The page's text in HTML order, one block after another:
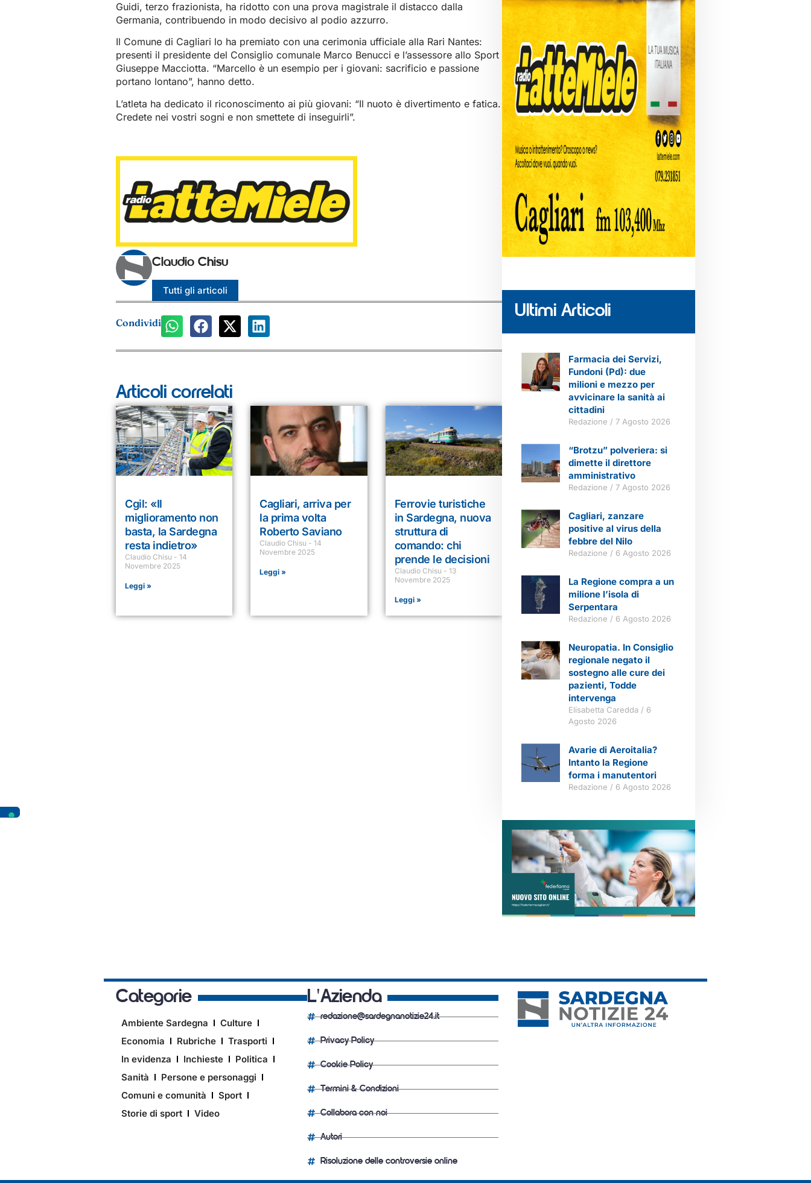
Guidi, terzo frazionista, ha ridotto con una prova magistrale il distacco dalla
Germania, contribuendo in modo decisivo al podio azzurro.
Il Comune di Cagliari lo ha premiato con una cerimonia ufficiale alla Rari Nantes:
presenti il presidente del Consiglio comunale Marco Benucci e l’assessore allo Sport
Giuseppe Macciotta. “Marcello è un esempio per i giovani: sacrificio e passione
portano lontano”, hanno detto.
L’atleta ha dedicato il riconoscimento ai più giovani: “Il nuoto è divertimento e fatica.
Credete nei vostri sogni e non smettete di inseguirli”.
Claudio Chisu
Tutti gli articoli
Condividi
Articoli correlati
Cgil: «Il
miglioramento non
basta, la Sardegna
resta indietro»
Claudio Chisu
14
Novembre 2025
Leggi »
Cagliari, arriva per
la prima volta
Roberto Saviano
Claudio Chisu
14
Novembre 2025
Leggi »
Ferrovie turistiche
in Sardegna, nuova
struttura di
comando: chi
prende le decisioni
Claudio Chisu
13
Novembre 2025
Leggi »
Ultimi Articoli
Farmacia dei Servizi,
Fundoni (Pd): due
milioni e mezzo per
avvicinare la sanità ai
cittadini
Redazione 7 Agosto 2026
“Brotzu” polveriera: si
dimette il direttore
amministrativo
Redazione 7 Agosto 2026
Cagliari, zanzare
positive al virus della
febbre del Nilo
Redazione 6 Agosto 2026
La Regione compra a un
milione l’isola di
Serpentara
Redazione 6 Agosto 2026
Neuropatia. In Consiglio
regionale negato il
sostegno alle cure dei
pazienti, Todde
intervenga
Elisabetta Caredda
6
Agosto 2026
Avarie di Aeroitalia?
Intanto la Regione
forma i manutentori
Redazione 6 Agosto 2026
Categorie
Ambiente Sardegna
Culture
Economia
Rubriche
Trasporti
In evidenza
Inchieste
Politica
Sanità
Persone e personaggi
Comuni e comunità
Sport
Storie di sport
Video
L'Azienda
redazione@sardegnanotizie24.it
Privacy Policy
Cookie Policy
Termini & Condizioni
Collabora con noi
Autori
Risoluzione delle controversie online